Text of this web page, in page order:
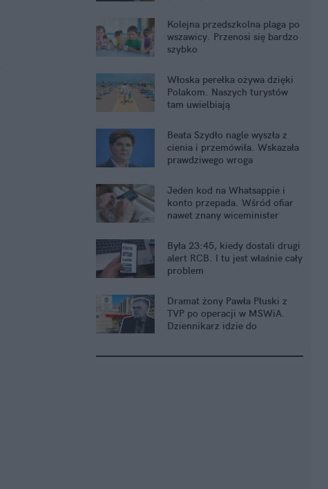
Kolejna przedszkolna plaga po
wszawicy. Przenosi się bardzo
szybko
Włoska perełka ożywa dzięki
Polakom. Naszych turystów
tam uwielbiają
Beata Szydło nagle wyszła z
cienia i przemówiła. Wskazała
prawdziwego wroga
Jeden kod na Whatsappie i
konto przepada. Wśród ofiar
nawet znany wiceminister
Była 23:45, kiedy dostali drugi
alert RCB. I tu jest właśnie cały
problem
Dramat żony Pawła Płuski z
TVP po operacji w MSWiA.
Dziennikarz idzie do